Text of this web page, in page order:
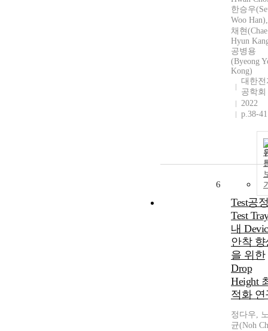
한승우
Woo
채현(Chae
Hyun
공병용
(Byeong
Kong)
대한전
공학회
2022
p.38-41
6
Test공
Test
내
안착 향
을 위한
Drop
Height
적화 연
정다우,
균(Noh